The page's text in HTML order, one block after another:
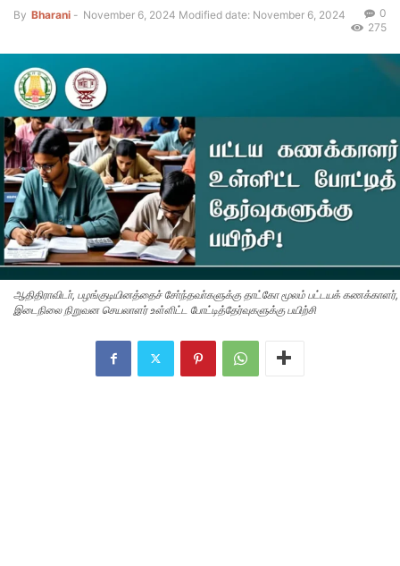
By Bharani - November 6, 2024 Modified date: November 6, 2024
0
275
ஆதிதிராவிடா், பழங்குடியினத்தைச் சோ்ந்தவா்களுக்கு தாட்கோ மூலம் பட்டயக் கணக்காளர்,
இடைநிலை நிறுவன செயலாளர் உள்ளிட்ட போட்டித்தேர்வுகளுக்கு பயிற்சி